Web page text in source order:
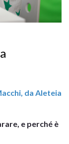
da Aleteia
e perché è